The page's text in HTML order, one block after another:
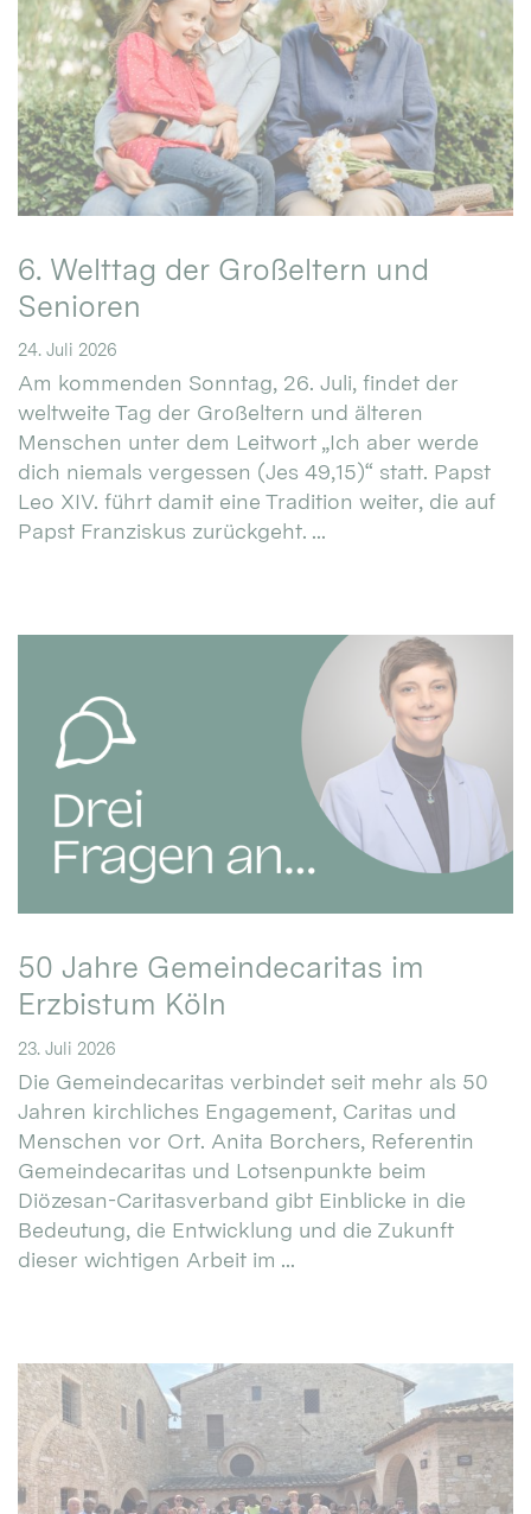
6. Welttag der Großeltern und
Senioren
24. Juli 2026
Am kommenden Sonntag, 26. Juli, findet der
weltweite Tag der Großeltern und älteren
Menschen unter dem Leitwort „Ich aber werde
dich niemals vergessen (Jes 49,15)“ statt. Papst
Leo XIV. führt damit eine Tradition weiter, die auf
Papst Franziskus zurückgeht. ...
50 Jahre Gemeindecaritas im
Erzbistum Köln
23. Juli 2026
Die Gemeindecaritas verbindet seit mehr als 50
Jahren kirchliches Engagement, Caritas und
Menschen vor Ort. Anita Borchers, Referentin
Gemeindecaritas und Lotsenpunkte beim
Diözesan-Caritasverband gibt Einblicke in die
Bedeutung, die Entwicklung und die Zukunft
dieser wichtigen Arbeit im ...